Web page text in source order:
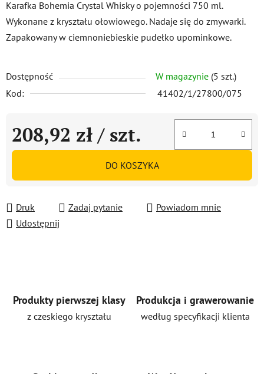
Karafka Bohemia Crystal Whisky o pojemności 750 ml.
Wykonane z kryształu ołowiowego. Nadaje się do zmywarki.
Zapakowany w ciemnoniebieskie pudełko upominkowe.
Dostępność W magazynie (5 szt.)
Kod:
41402/1/27800/075
208,92 zł / szt.
Cena jednostkowa:
DO KOSZYKA
Druk Zadaj pytanie
Powiadom mnie
Udostępnij
Produkty pierwszej klasy
z czeskiego kryształu
Produkcja i grawerowanie
według specyfikacji klienta